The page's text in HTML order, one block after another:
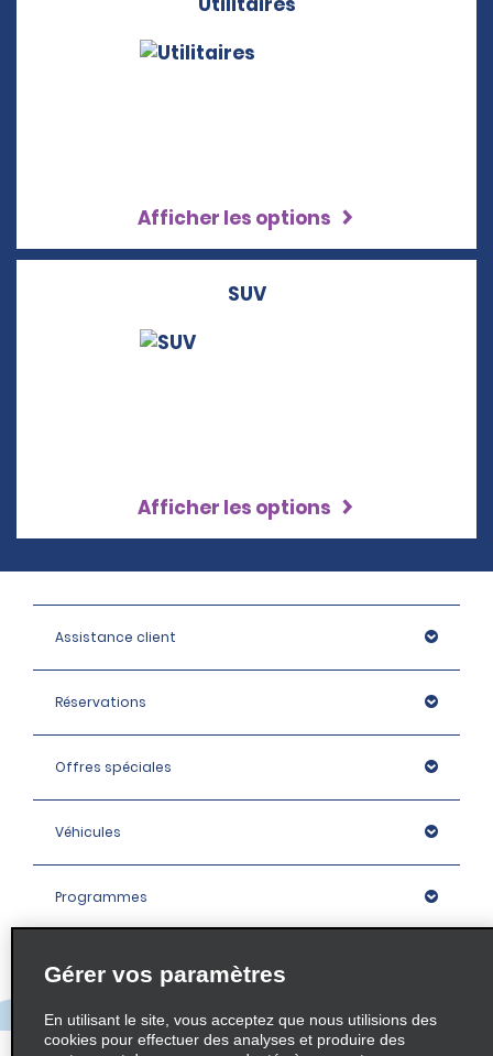
Afficher les options
SUV
Afficher les options
Assistance client
Réservations
Offres spéciales
Véhicules
Programmes
Entreprise
Agences
Gérer vos paramètres
En utilisant le site, vous acceptez que nous utilisions des
cookies pour effectuer des analyses et produire des